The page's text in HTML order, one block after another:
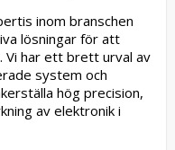
inom branschen
lösningar för att
Vi har ett brett urval av
system och
hög precision,
av elektronik i